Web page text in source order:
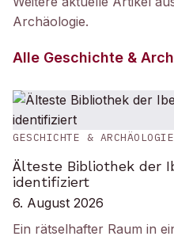
Archäologie.
Alle Geschichte &
GESCHICHTE & ARCHÄOLOGIE
Älteste Bibliothek der
identifiziert
6. August 2026
Ein rätselhafter Raum in